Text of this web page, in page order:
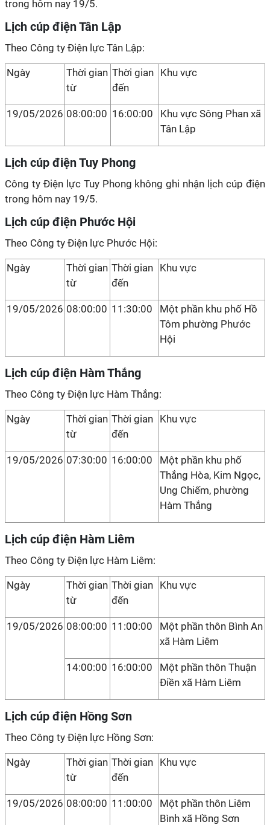
trong hôm nay 19/5.
Lịch cúp điện Tân Lập
Theo Công ty Điện lực Tân Lập:
Ngày
Thời gian
từ
Thời gian
đến
Khu vực
19/05/2026 08:00:00 16:00:00
Khu vực Sông Phan xã
Tân Lập
Lịch cúp điện Tuy Phong
Công ty Điện lực Tuy Phong không ghi nhận lịch cúp điện
trong hôm nay 19/5.
Lịch cúp điện Phước Hội
Theo Công ty Điện lực Phước Hội:
Ngày
Thời gian
từ
Thời gian
đến
Khu vực
19/05/2026 08:00:00 11:30:00
Một phần khu phố Hồ
Tôm phường Phước
Hội
Lịch cúp điện Hàm Thắng
Theo Công ty Điện lực Hàm Thắng:
Ngày
Thời gian
từ
Thời gian
đến
Khu vực
19/05/2026 07:30:00 16:00:00
Một phần khu phố
Thắng Hòa, Kim Ngọc,
Ung Chiếm, phường
Hàm Thắng
Lịch cúp điện Hàm Liêm
Theo Công ty Điện lực Hàm Liêm:
Ngày
Thời gian
từ
Thời gian
đến
Khu vực
19/05/2026 08:00:00 11:00:00
Một phần thôn Bình An
xã Hàm Liêm
14:00:00 16:00:00
Một phần thôn Thuận
Điền xã Hàm Liêm
Lịch cúp điện Hồng Sơn
Theo Công ty Điện lực Hồng Sơn:
Ngày
Thời gian
từ
Thời gian
đến
Khu vực
19/05/2026 08:00:00 11:00:00
Một phần thôn Liêm
Bình xã Hồng Sơn